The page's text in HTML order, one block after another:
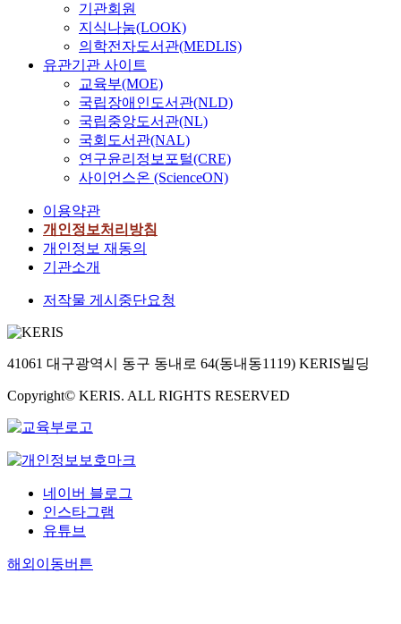
기관회원
지식나눔(LOOK)
의학전자도서관(MEDLIS)
유관기관 사이트
교육부(MOE)
국립장애인도서관(NLD)
국립중앙도서관(NL)
국회도서관(NAL)
연구윤리정보포털(CRE)
사이언스온 (ScienceON)
이용약관
개인정보처리방침
개인정보 재동의
기관소개
저작물 게시중단요청
41061 대구광역시 동구 동내로 64(동내동1119) KERIS빌딩
Copyright© KERIS. ALL RIGHTS RESERVED
네이버 블로그
인스타그램
유튜브
해외이동버튼